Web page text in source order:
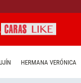
HERMANA VERÓNICA